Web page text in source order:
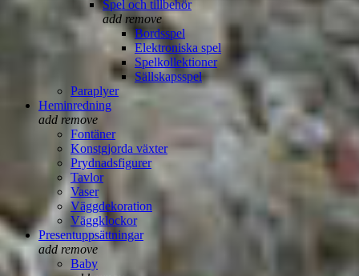
Spel och tillbehör
add remove
Bordsspel
Elektroniska spel
Spelkollektioner
Sällskapsspel
Paraplyer
Heminredning
add remove
Fontäner
Konstgjorda växter
Prydnadsfigurer
Tavlor
Vaser
Väggdekoration
Väggklockor
Presentuppsättningar
add remove
Baby